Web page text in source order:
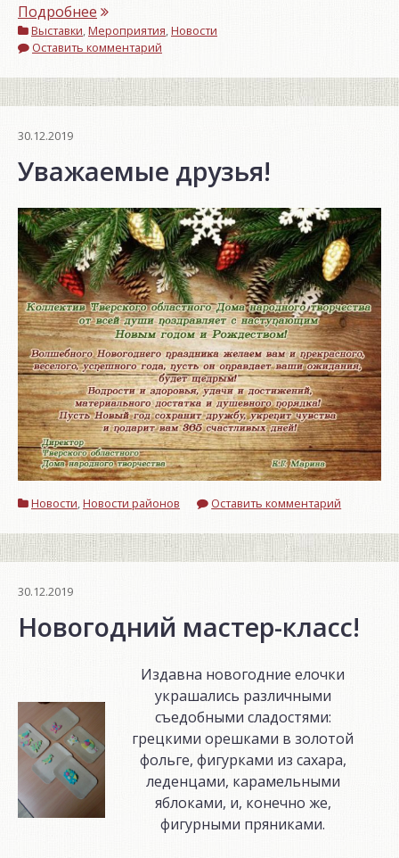
Подробнее «Дорогие
друзья!»
Выставки,Мероприятия,Новости
Оставить комментарий
30.12.2019
Уважаемые друзья!
Новости,Новости районов Оставить комментарий
30.12.2019
Новогодний мастер-класс!
Издавна новогодние елочки
украшались различными
съедобными сладостями:
грецкими орешками в золотой
фольге, фигурками из сахара,
леденцами, карамельными
яблоками, и, конечно же,
фигурными пряниками.